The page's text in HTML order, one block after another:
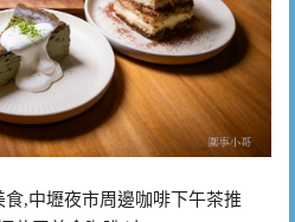
,中壢夜市周邊咖啡下午茶推